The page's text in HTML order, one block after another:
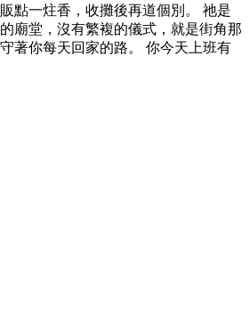
點一炷香，收攤後再道個別。 祂是
廟堂，沒有繁複的儀式，就是街角那
著你每天回家的路。 你今天上班有